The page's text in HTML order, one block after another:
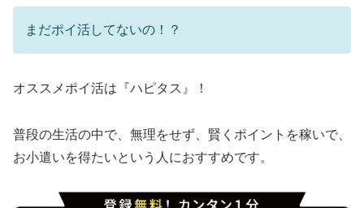
まだポイ活してないの！？
オススメポイ活は『ハピタス』！
普段の生活の中で、無理をせず、賢くポイントを稼いで、
お小遣いを得たいという人におすすめです。